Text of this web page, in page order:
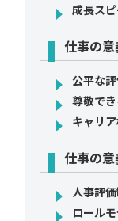
成長ス
仕事の
公平な
尊敬で
キャリ
仕事の
人事評
ロール